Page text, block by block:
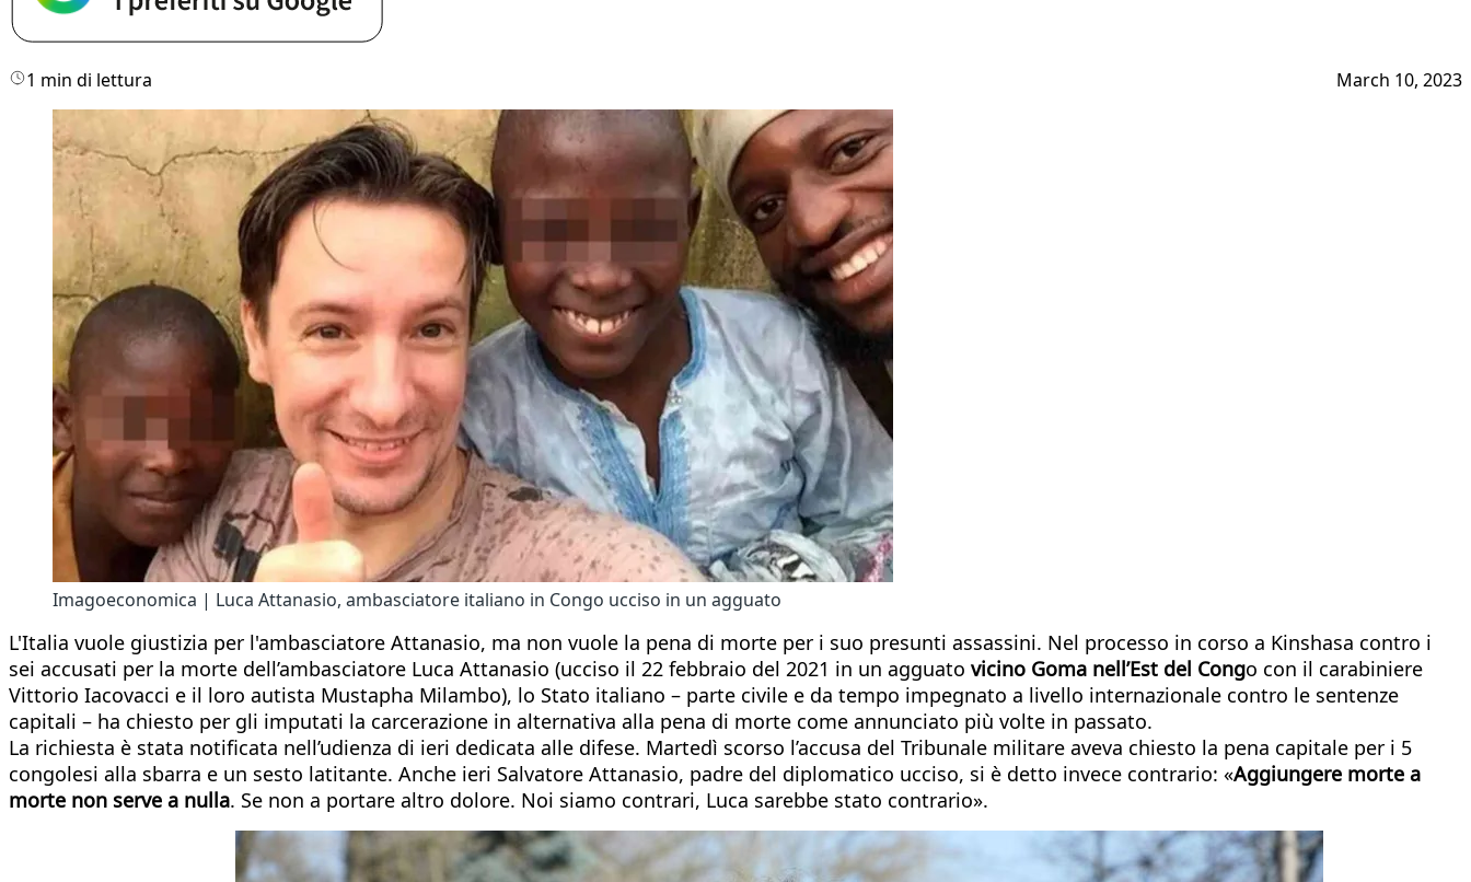
1 min di lettura March 10, 2023
Imagoeconomica | Luca Attanasio, ambasciatore italiano in Congo ucciso in un agguato
L'Italia vuole giustizia per l'ambasciatore Attanasio, ma non vuole la pena di morte per i suo presunti assassini. Nel processo in corso a Kinshasa contro i
sei accusati per la morte dell’ambasciatore Luca Attanasio (ucciso il 22 febbraio del 2021 in un agguato vicino Goma nell’Est del Congo con il carabiniere
Vittorio Iacovacci e il loro autista Mustapha Milambo), lo Stato italiano – parte civile e da tempo impegnato a livello internazionale contro le sentenze
capitali – ha chiesto per gli imputati la carcerazione in alternativa alla pena di morte come annunciato più volte in passato.
La richiesta è stata notificata nell’udienza di ieri dedicata alle difese. Martedì scorso l’accusa del Tribunale militare aveva chiesto la pena capitale per i 5
congolesi alla sbarra e un sesto latitante. Anche ieri Salvatore Attanasio, padre del diplomatico ucciso, si è detto invece contrario: «Aggiungere morte a
morte non serve a nulla. Se non a portare altro dolore. Noi siamo contrari, Luca sarebbe stato contrario».